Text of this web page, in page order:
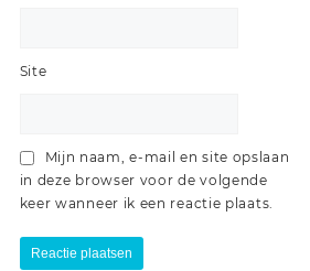
Site
Mijn naam, e-mail en site opslaan
in deze browser voor de volgende
keer wanneer ik een reactie plaats.